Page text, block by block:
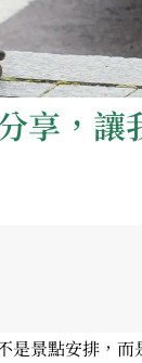
享，讓
是景點安排，